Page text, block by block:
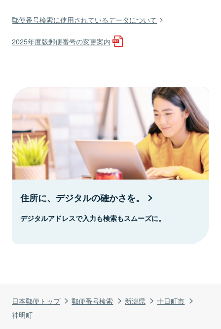
日本郵便トップ 郵便番号検索 新潟県
十日町市
神明町
郵便番号検索に使用されているデータについて
2025年度版郵便番号の変更案内
住所に、デジタルの確かさを。
デジタルアドレスで入力も検索もスムーズに。